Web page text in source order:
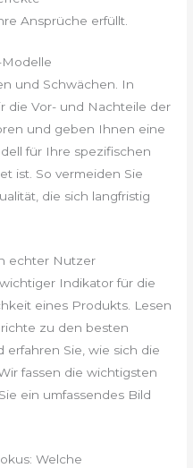
Ansprüche erfüllt.
und Schwächen. In
die Vor- und Nachteile der
und geben Ihnen eine
für Ihre spezifischen
ist. So vermeiden Sie
die sich langfristig
echter Nutzer
Indikator für die
eines Produkts. Lesen
zu den besten
Sie, wie sich die
fassen die wichtigsten
ein umfassendes Bild
Welche